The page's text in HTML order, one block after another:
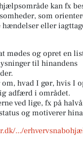
kan fx
som
eller
mødes og opret en
til hinandens
om, hvad I gør, hvis I
adfærd i området.
ved lige, fx på
og motiverer
.../